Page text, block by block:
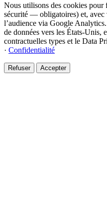
Nous utilisons des cookies pour
sécurité — obligatoires) et, avec
l’audience via Google
de données vers les États-Unis,
contractuelles types et le Data
· Confidentialité
Refuser Accepter